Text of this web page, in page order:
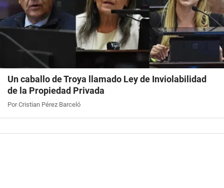
Un caballo de Troya llamado Ley de Inviolabilidad
de la Propiedad Privada
Por Cristian Pérez Barceló